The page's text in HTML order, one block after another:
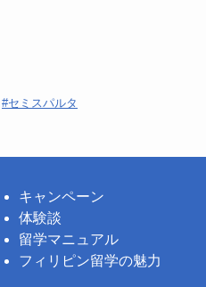
セミスパルタ
キャンペーン
体験談
留学マニュアル
フィリピン留学の魅力